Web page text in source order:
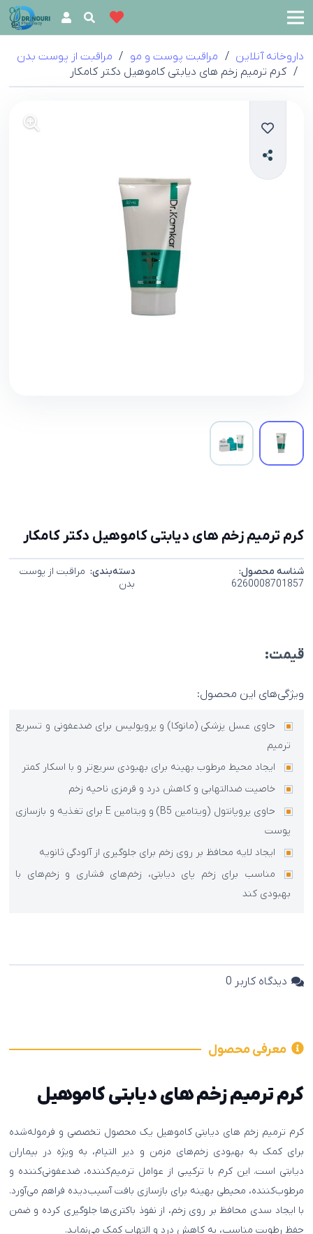
داروخانه آنلاین / مراقبت پوست و مو / مراقبت از پوست بدن
/ کرم ترمیم زخم های دیابتی کاموهیل دکتر کامکار
کرم ترمیم زخم های دیابتی کاموهیل دکتر کامکار
شناسه محصول:
6260008701857
دسته‌بندی: مراقبت از پوست
بدن
قیمت:
ویژگی‌های این محصول:
حاوی عسل پزشکی (مانوکا) و پروپولیس برای ضدعفونی و تسریع
ترمیم
ایجاد محیط مرطوب بهینه برای بهبودی سریع‌تر و با اسکار کمتر
خاصیت ضدالتهابی و کاهش درد و قرمزی ناحیه زخم
حاوی پروپانتول (ویتامین B5) و ویتامین E برای تغذیه و بازسازی
پوست
ایجاد لایه محافظ بر روی زخم برای جلوگیری از آلودگی ثانویه
مناسب برای زخم پای دیابتی، زخم‌های فشاری و زخم‌های با
بهبودی کند
دیدگاه کاربر 0
معرفی محصول
کرم ترمیم زخم های دیابتی کاموهیل
کرم ترمیم زخم های دیابتی کاموهیل یک محصول تخصصی و فرموله‌شده
برای کمک به بهبودی زخم‌های مزمن و دیر التیام، به ویژه در بیماران
دیابتی است. این کرم با ترکیبی از عوامل ترمیم‌کننده، ضدعفونی‌کننده و
مرطوب‌کننده، محیطی بهینه برای بازسازی بافت آسیب‌دیده فراهم می‌آورد.
با ایجاد سدی محافظ بر روی زخم، از نفوذ باکتری‌ها جلوگیری کرده و ضمن
حفظ رطوبت مناسب، به کاهش درد و التهاب کمک می‌نماید.